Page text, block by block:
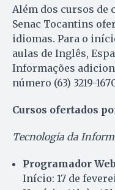
Além dos cursos de
Senac Tocantins
idiomas. Para o
aulas de Inglês,
Informações
número (63) 3219-
Cursos ofertados
Tecnologia da
Programador Web
Início: 17 de